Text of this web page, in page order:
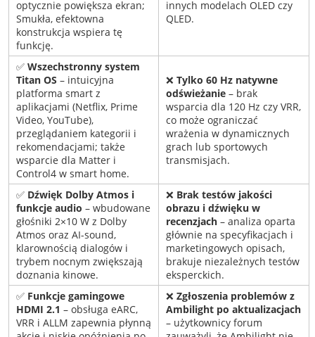
optycznie powiększa ekran;
Smukła, efektowna
konstrukcja wspiera tę
funkcję.
innych modelach OLED czy
QLED.
✅ Wszechstronny system
Titan OS – intuicyjna
platforma smart z
aplikacjami (Netflix, Prime
Video, YouTube),
przeglądaniem kategorii i
rekomendacjami; także
wsparcie dla Matter i
Control4 w smart home.
❌ Tylko 60 Hz natywne
odświeżanie– brak
wsparcia dla 120 Hz czy VRR,
co może ograniczać
wrażenia w dynamicznych
grach lub sportowych
transmisjach.
✅ Dźwięk Dolby Atmos i
funkcje audio – wbudowane
głośniki 2×10 W z Dolby
Atmos oraz AI-sound,
klarownością dialogów i
trybem nocnym zwiększają
doznania kinowe.
❌ Brak testów jakości
obrazu i dźwięku w
recenzjach– analiza oparta
głównie na specyfikacjach i
marketingowych opisach,
brakuje niezależnych testów
eksperckich.
✅ Funkcje gamingowe
HDMI 2.1 – obsługa eARC,
VRR i ALLM zapewnia płynną
❌ Zgłoszenia problemów z
Ambilight po aktualizacjach
– użytkownicy forum